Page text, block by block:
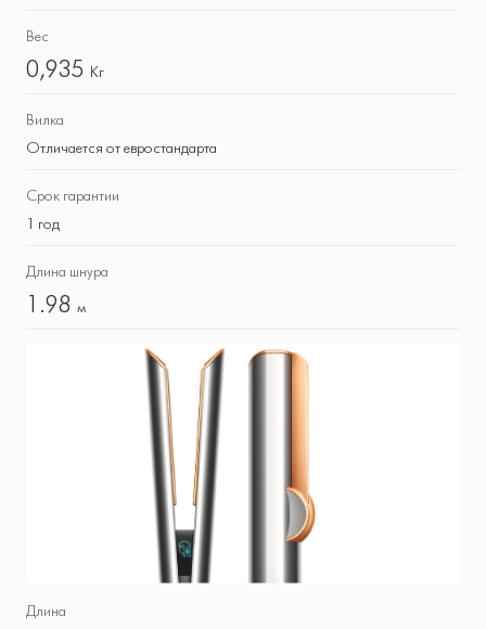
Вес
0,935 Кг
Вилка
Отличается от евростандарта
Срок гарантии
1 год
Длина шнура
1.98 м
Длина